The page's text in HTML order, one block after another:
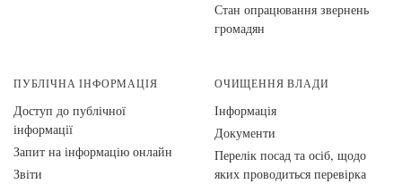
Стан опрацювання звернень
громадян
ПУБЛІЧНА ІНФОРМАЦІЯ
Доступ до публічної
інформації
Запит на інформацію онлайн
Звіти
ОЧИЩЕННЯ ВЛАДИ
Інформація
Документи
Перелік посад та осіб, щодо
яких проводиться перевірка